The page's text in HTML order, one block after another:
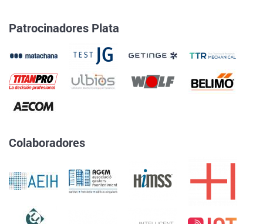
Patrocinadores Plata
Colaboradores